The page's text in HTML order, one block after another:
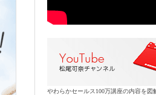
やわらかセールス100万講座の内容を図